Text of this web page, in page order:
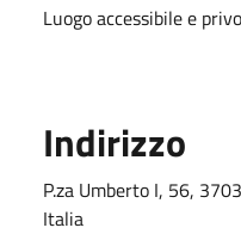
Luogo accessibile e
Indirizzo
P.za Umberto I, 56,
Italia